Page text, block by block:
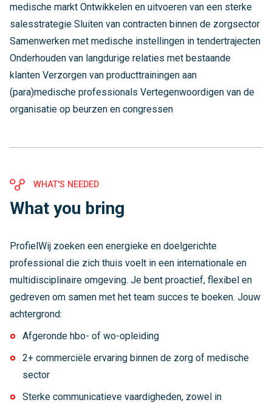
medische markt Ontwikkelen en uitvoeren van een sterke
salesstrategie Sluiten van contracten binnen de zorgsector
Samenwerken met medische instellingen in tendertrajecten
Onderhouden van langdurige relaties met bestaande
klanten Verzorgen van producttrainingen aan
(para)medische professionals Vertegenwoordigen van de
organisatie op beurzen en congressen
WHAT'S NEEDED
What you bring
ProfielWij zoeken een energieke en doelgerichte
professional die zich thuis voelt in een internationale en
multidisciplinaire omgeving. Je bent proactief, flexibel en
gedreven om samen met het team succes te boeken. Jouw
achtergrond:
Afgeronde hbo- of wo-opleiding
2+ commerciële ervaring binnen de zorg of medische
sector
Sterke communicatieve vaardigheden, zowel in